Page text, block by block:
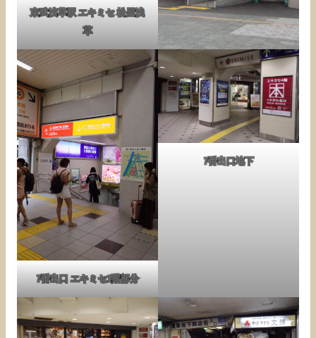
東武浅草駅 エキミセ 松屋浅
草
7番出口 エキミセ1階部分
7番出口地下